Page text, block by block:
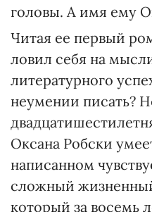
головы. А имя ему
Читая ее первый
ловил себя на
литературного
неумении писать?
Оксана Робски
написанном
сложный
который за восемь